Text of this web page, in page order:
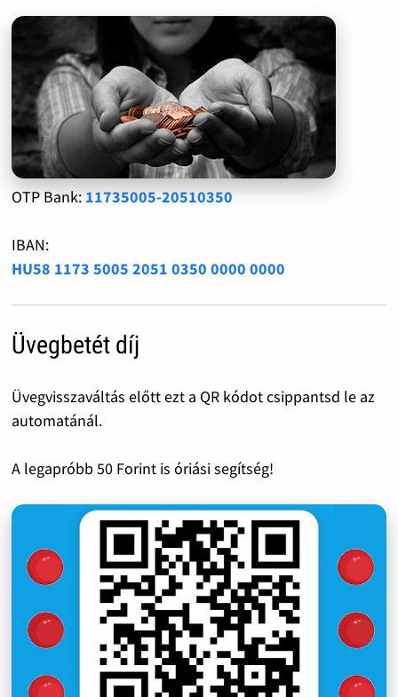
OTP Bank: 11735005-20510350
IBAN:
HU58 1173 5005 2051 0350 0000 0000
Üvegbetét díj
Üvegvisszaváltás előtt ezt a QR kódot csippantsd le az
automatánál.
A legapróbb 50 Forint is óriási segítség!